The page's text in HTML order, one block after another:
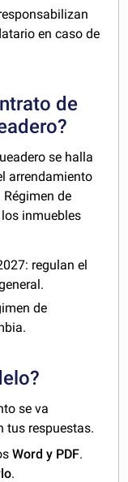
en caso de
de
se halla
arrendamiento
de
inmuebles
regulan el
de
se va
tus respuestas.
Word y PDF.
.